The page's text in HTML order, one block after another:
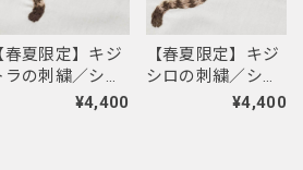
春夏限定】キジ
ラの刺繍／ショ
ト・ロング／東
¥4,400
【春夏限定】キジ
シロの刺繍／ショ
ート・ロング／東
¥4,400